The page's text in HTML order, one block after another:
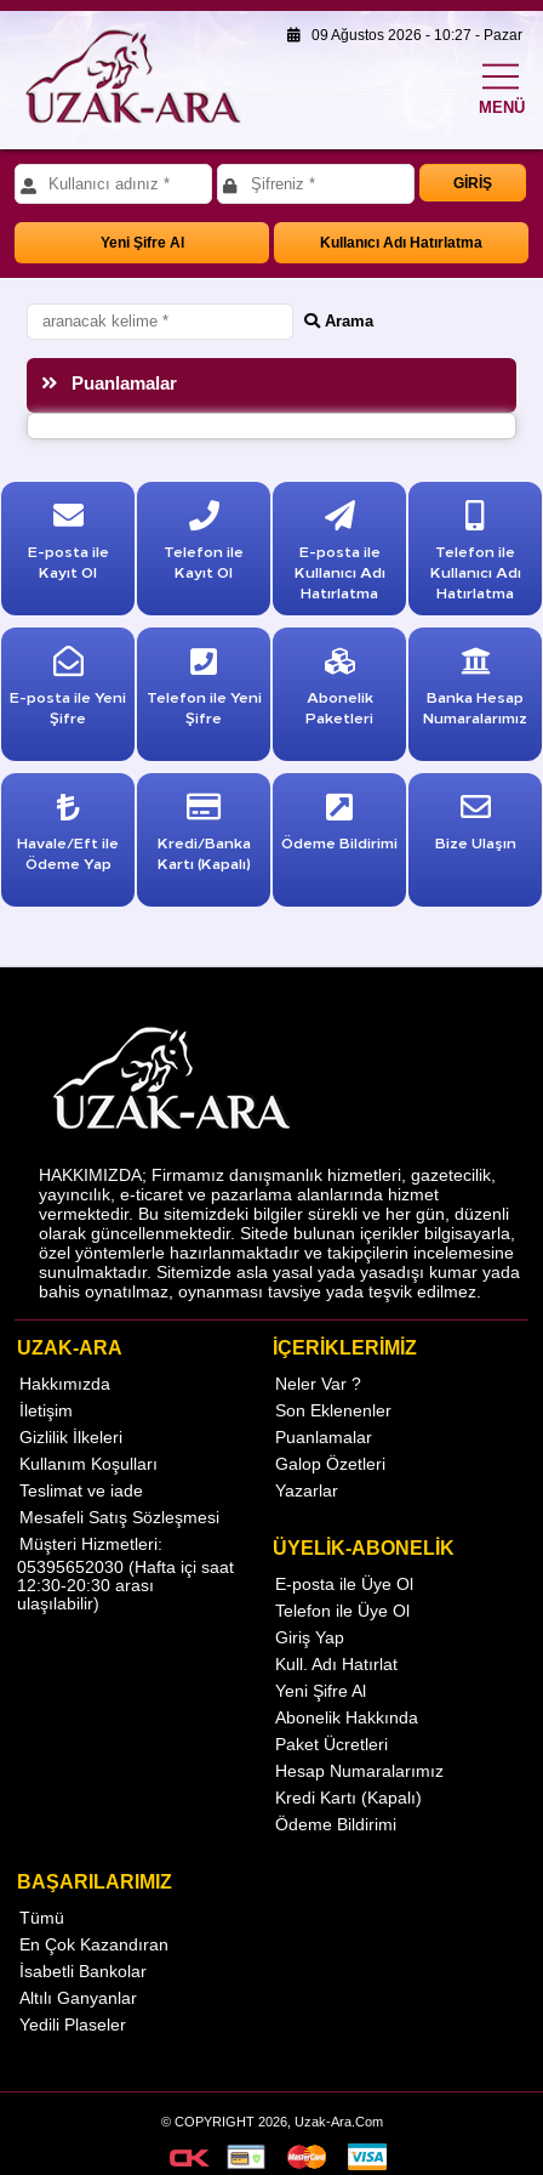
09 Ağustos 2026 - 10:27 - Pazar
MENÜ
GİRİŞ
Yeni Şifre Al Kullanıcı Adı Hatırlatma
Arama
Puanlamalar
E-posta ile
Kayıt Ol
Telefon ile
Kayıt Ol
E-posta ile
Kullanıcı Adı
Hatırlatma
Telefon ile
Kullanıcı Adı
Hatırlatma
E-posta ile Yeni
Şifre
Telefon ile Yeni
Şifre
Abonelik
Paketleri
Banka Hesap
Numaralarımız
Havale/Eft ile
Ödeme Yap
Kredi/Banka
Kartı (Kapalı)
Ödeme Bildirimi Bize Ulaşın
HAKKIMIZDA; Firmamız danışmanlık hizmetleri, gazetecilik,
yayıncılık, e-ticaret ve pazarlama alanlarında hizmet
vermektedir. Bu sitemizdeki bilgiler sürekli ve her gün, düzenli
olarak güncellenmektedir. Sitede bulunan içerikler bilgisayarla,
özel yöntemlerle hazırlanmaktadır ve takipçilerin incelemesine
sunulmaktadır. Sitemizde asla yasal yada yasadışı kumar yada
bahis oynatılmaz, oynanması tavsiye yada teşvik edilmez.
UZAK-ARA
Hakkımızda
İletişim
Gizlilik İlkeleri
Kullanım Koşulları
Teslimat ve iade
Mesafeli Satış Sözleşmesi
Müşteri Hizmetleri:
05395652030 (Hafta içi saat
12:30-20:30 arası
ulaşılabilir)
İÇERİKLERİMİZ
Neler Var ?
Son Eklenenler
Puanlamalar
Galop Özetleri
Yazarlar
ÜYELİK-ABONELİK
E-posta ile Üye Ol
Telefon ile Üye Ol
Giriş Yap
Kull. Adı Hatırlat
Yeni Şifre Al
Abonelik Hakkında
Paket Ücretleri
Hesap Numaralarımız
Kredi Kartı (Kapalı)
Ödeme Bildirimi
BAŞARILARIMIZ
Tümü
En Çok Kazandıran
İsabetli Bankolar
Altılı Ganyanlar
Yedili Plaseler
© COPYRIGHT 2026, Uzak-Ara.Com